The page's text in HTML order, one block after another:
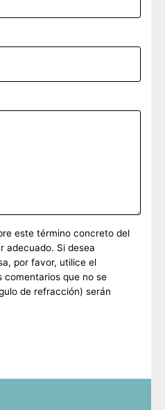
este término concreto del
adecuado. Si desea
por favor, utilice el
que no se
de refracción) serán